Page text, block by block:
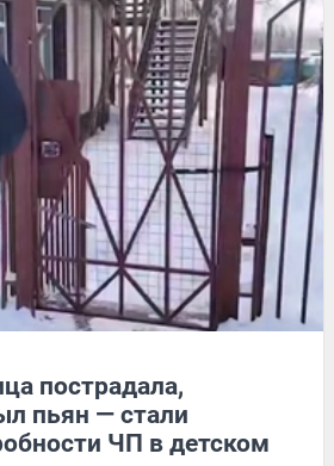
пострадала,
пьян — стали
ЧП в детском